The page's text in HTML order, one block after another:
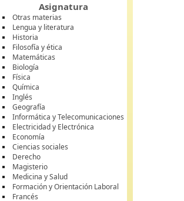
Asignatura
Otras materias
Lengua y literatura
Historia
Filosofía y ética
Matemáticas
Biología
Física
Química
Inglés
Geografía
Informática y Telecomunicaciones
Electricidad y Electrónica
Economía
Ciencias sociales
Derecho
Magisterio
Medicina y Salud
Formación y Orientación Laboral
Francés